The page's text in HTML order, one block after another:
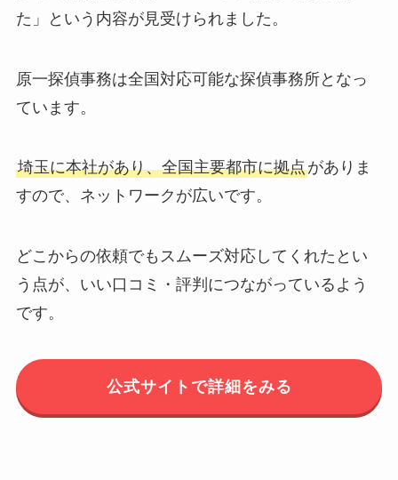
た」という内容が見受けられました。
原一探偵事務は全国対応可能な探偵事務所となっ
ています。
埼玉に本社があり、全国主要都市に拠点がありま
すので、ネットワークが広いです。
どこからの依頼でもスムーズ対応してくれたとい
う点が、いい口コミ・評判につながっているよう
です。
公式サイトで詳細をみる